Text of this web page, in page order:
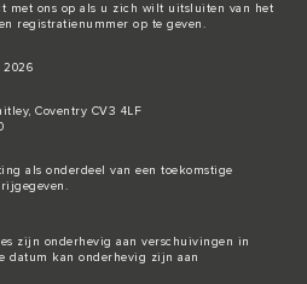
met ons op als u zich wilt uitsluiten van het
registratienummer op te geven.
2026
Coventry CV3 4LF
als onderdeel van een toekomstige
zijn onderhevig aan verschuivingen in
datum kan onderhevig zijn aan